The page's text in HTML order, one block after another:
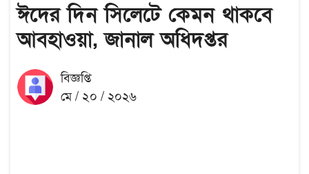
ঈদের দিন সিলেটে কেমন থাকবে
আবহাওয়া, জানাল অধিদপ্তর
বিজ্ঞপ্তি
মে / ২০ / ২০২৬